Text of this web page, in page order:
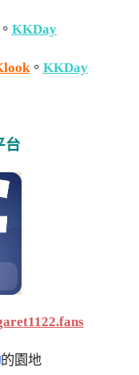
KKDay
。 KKDay
台
的園地